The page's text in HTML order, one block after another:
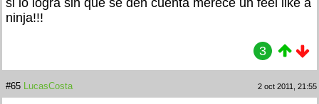
si lo logra sin que se den cuenta merece un feel like a
ninja!!!
3
#65 LucasCosta 2 oct 2011, 21:55